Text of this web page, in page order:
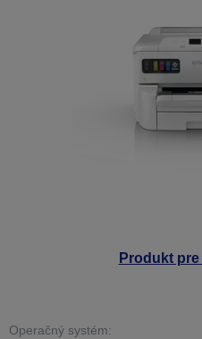
Produkt
Operačný systém: